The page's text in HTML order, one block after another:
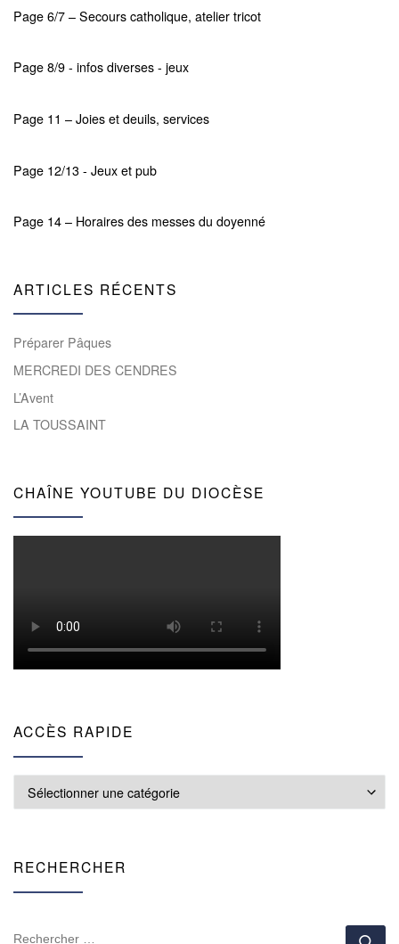
Page 6/7 – Secours catholique, atelier tricot
Page 8/9 - infos diverses - jeux
Page 11 – Joies et deuils, services
Page 12/13 - Jeux et pub
Page 14 – Horaires des messes du doyenné
ARTICLES RÉCENTS
Préparer Pâques
MERCREDI DES CENDRES
L’Avent
LA TOUSSAINT
CHAÎNE YOUTUBE DU DIOCÈSE
ACCÈS RAPIDE
RECHERCHER
RECHERCHER